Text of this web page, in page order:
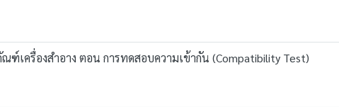
ฑ์เครื่องสำอาง ตอน การทดสอบความเข้ากัน (Compatibility Test)